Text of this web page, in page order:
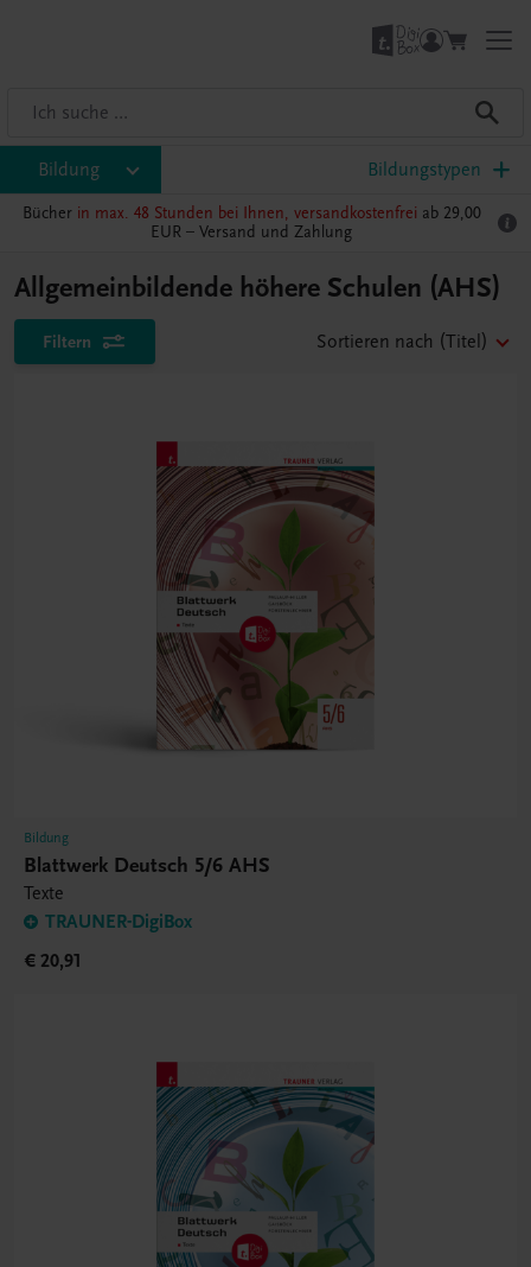
Bildung Bildungstypen
Bücher in max. 48 Stunden bei Ihnen, versandkostenfrei ab 29,00
EUR – Versand und Zahlung
Allgemeinbildende höhere Schulen (AHS)
Filtern Sortieren nach (Titel)
Bildung
Blattwerk Deutsch 5/6 AHS
Texte
TRAUNER-DigiBox
€ 20,91